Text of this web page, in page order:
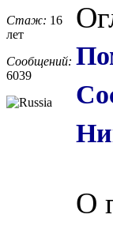
Стаж: 16
лет
Сообщений:
6039
О